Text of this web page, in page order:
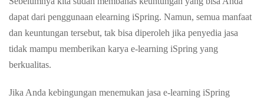
dapat dari penggunaan elearning iSpring. Namun, semua manfaat
dan keuntungan tersebut, tak bisa diperoleh jika penyedia jasa
tidak mampu memberikan karya e-learning iSpring yang
berkualitas.
Jika Anda kebingungan menemukan jasa e-learning iSpring